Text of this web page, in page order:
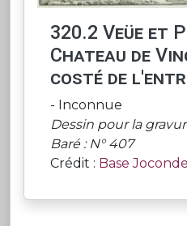
320.2 Veüe et
Chateau de
costé de
- Inconnue
Dessin pour la
Baré : N° 407
Crédit : Base Joconde